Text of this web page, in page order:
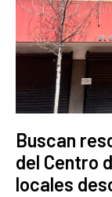
Buscan
del Centro
locales